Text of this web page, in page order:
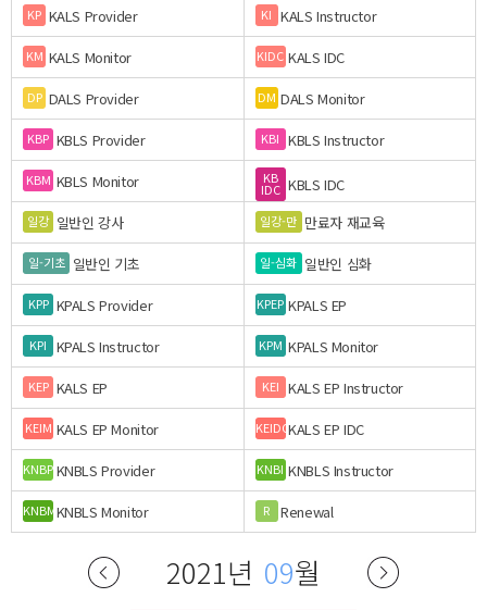
KP KALS Provider KI KALS Instructor
KM KALS Monitor KIDC KALS IDC
DP DALS Provider DM DALS Monitor
KBP KBLS Provider KBI KBLS Instructor
KBM KBLS Monitor KB
IDC KBLS IDC
일강 일반인 강사 일강-만 만료자 재교육
일-기초 일반인 기초 일-심화 일반인 심화
KPP KPALS Provider KPEP KPALS EP
KPI KPALS Instructor KPM KPALS Monitor
KEP KALS EP KEI KALS EP Instructor
KEIM KALS EP Monitor KEIDCKALS EP IDC
KNBPKNBLS Provider KNBI KNBLS Instructor
KNBMKNBLS Monitor R Renewal
2021년 09월